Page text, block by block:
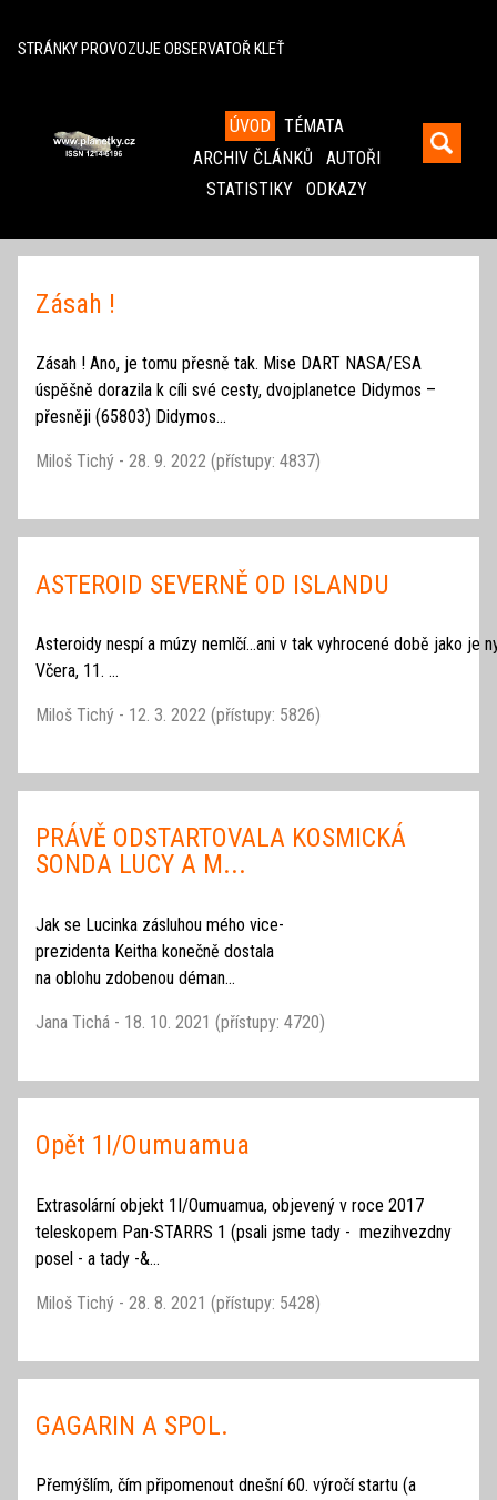
STRÁNKY PROVOZUJE OBSERVATOŘ KLEŤ
ÚVOD
TÉMATA
ARCHIV ČLÁNKŮ
AUTOŘI
STATISTIKY
ODKAZY
Zásah !
Zásah ! Ano, je tomu přesně tak. Mise DART NASA/ESA
úspěšně dorazila k cíli své cesty, dvojplanetce Didymos –
přesněji (65803) Didymos...
Miloš Tichý - 28. 9. 2022 (přístupy: 4837)
ASTEROID SEVERNĚ OD ISLANDU
Asteroidy nespí a múzy nemlčí...ani v tak vyhrocené době jako je
Včera, 11. ...
Miloš Tichý - 12. 3. 2022 (přístupy: 5826)
PRÁVĚ ODSTARTOVALA KOSMICKÁ
SONDA LUCY A M...
Jak se Lucinka zásluhou mého vice-
prezidenta Keitha konečně dostala
na oblohu zdobenou déman...
Jana Tichá - 18. 10. 2021 (přístupy: 4720)
Opět 1I/Oumuamua
Extrasolární objekt 1I/Oumuamua, objevený v roce 2017
teleskopem Pan-STARRS 1 (psali jsme tady - mezihvezdny
posel - a tady -&...
Miloš Tichý - 28. 8. 2021 (přístupy: 5428)
GAGARIN A SPOL.
Přemýšlím, čím připomenout dnešní 60. výročí startu (a